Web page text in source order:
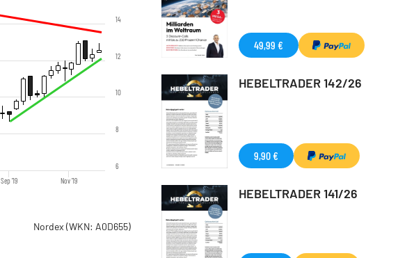
Sep '19 Nov '19
6
8
10
12
14
Nordex (WKN: A0D655)
49,99 €
HEBELTRADER 142/26
9,90 €
HEBELTRADER 141/26